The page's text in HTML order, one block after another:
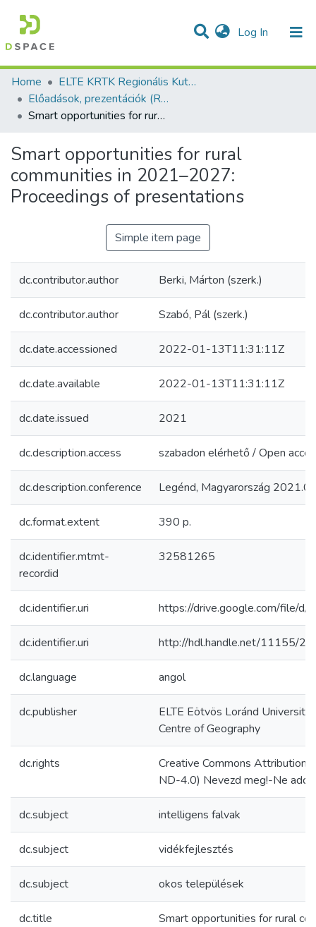
Log In (current)
Communities & Collections
Statistics
All of DSpace
Home
ELTE KRTK Regionális Kutatások Intézete
Előadások, prezentációk (RKI)
Smart opportunities for rural communities in 2021–2027: Proceedings of presentations
Smart opportunities for rural
communities in 2021–2027:
Proceedings of presentations
Simple item page
dc.contributor.author Berki, Márton (szerk.)
dc.contributor.author Szabó, Pál (szerk.)
dc.date.accessioned 2022-01-13T11:31:11Z
dc.date.available 2022-01-13T11:31:11Z
dc.date.issued 2021
dc.description.access szabadon elérhető / Open
dc.description.conference Legénd, Magyarország
dc.format.extent 390 p.
dc.identifier.mtmt-
recordid
32581265
dc.identifier.uri https://drive.google.com/file/
dc.identifier.uri http://hdl.handle.net/11155/
dc.language angol
dc.publisher
ELTE Eötvös Loránd
Centre of Geography
dc.rights
Creative Commons Attribution
ND-4.0) Nevezd meg!-Ne add
dc.subject intelligens falvak
dc.subject vidékfejlesztés
dc.subject okos települések
dc.title
Smart opportunities for rural